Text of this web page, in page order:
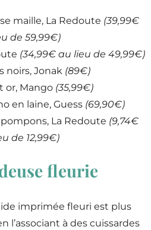
maille, La Redoute (39,99€
de 59,99€)
(34,99€ au lieu de 49,99€)
noirs, Jonak (89€)
or, Mango (35,99€)
en laine, Guess (69,90€)
pompons, La Redoute (9,74€
de 12,99€)
fleurie
imprimée fleuri est plus
l’associant à des cuissardes